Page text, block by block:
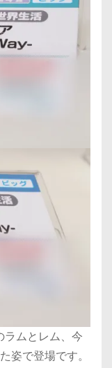
ラムとレム、今
姿で登場です。